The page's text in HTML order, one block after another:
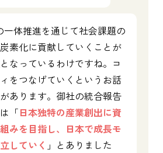
一体推進を通じて社会課題の
素化に貢献していくことが
なっているわけですね。コ
をつなげていくというお話
あります。御社の統合報告
「日本独特の産業創出に資
みを目指し、日本で成長モ
していく 」とありました